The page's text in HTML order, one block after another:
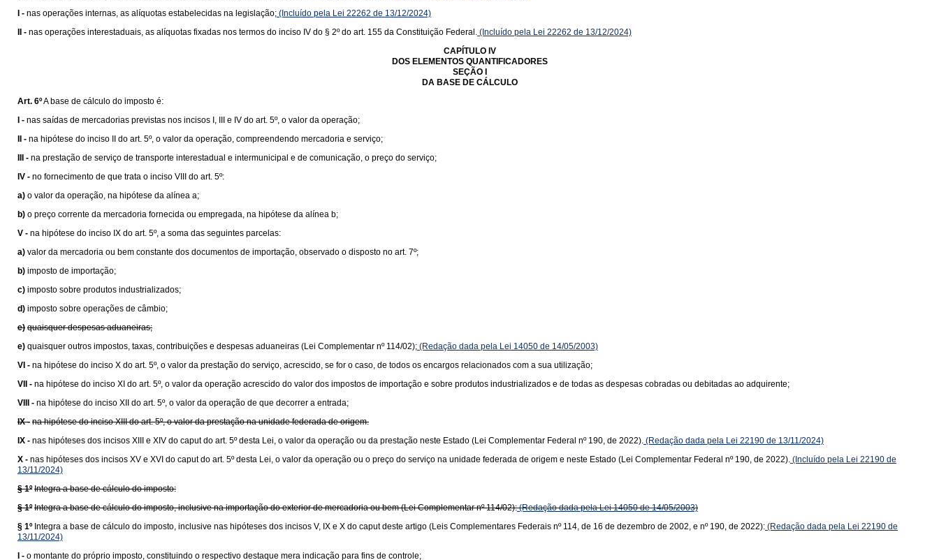
I - nas operações internas, as alíquotas estabelecidas na legislação; (Incluído pela Lei 22262 de 13/12/2024)
II - nas operações interestaduais, as alíquotas fixadas nos termos do inciso IV do § 2º do art. 155 da Constituição Federal. (Incluído pela Lei 22262 de 13/12/2024)
CAPÍTULO IV
DOS ELEMENTOS QUANTIFICADORES
SEÇÃO I
DA BASE DE CÁLCULO
Art. 6ºA base de cálculo do imposto é:
I - nas saídas de mercadorias previstas nos incisos I, III e IV do art. 5º, o valor da operação;
II - na hipótese do inciso II do art. 5º, o valor da operação, compreendendo mercadoria e serviço;
III - na prestação de serviço de transporte interestadual e intermunicipal e de comunicação, o preço do serviço;
IV - no fornecimento de que trata o inciso VIII do art. 5º:
a) o valor da operação, na hipótese da alínea a;
b) o preço corrente da mercadoria fornecida ou empregada, na hipótese da alínea b;
V - na hipótese do inciso IX do art. 5º, a soma das seguintes parcelas:
a) valor da mercadoria ou bem constante dos documentos de importação, observado o disposto no art. 7º;
b) imposto de importação;
c) imposto sobre produtos industrializados;
d) imposto sobre operações de câmbio;
e) quaisquer despesas aduaneiras;
e) quaisquer outros impostos, taxas, contribuições e despesas aduaneiras (Lei Complementar nº 114/02); (Redação dada pela Lei 14050 de 14/05/2003)
VI - na hipótese do inciso X do art. 5º, o valor da prestação do serviço, acrescido, se for o caso, de todos os encargos relacionados com a sua utilização;
VII - na hipótese do inciso XI do art. 5º, o valor da operação acrescido do valor dos impostos de importação e sobre produtos industrializados e de todas as despesas cobradas ou debitadas ao adquirente;
VIII - na hipótese do inciso XII do art. 5º, o valor da operação de que decorrer a entrada;
IX - na hipótese do inciso XIII do art. 5º, o valor da prestação na unidade federada de origem.
IX - nas hipóteses dos incisos XIII e XIV do caput do art. 5º desta Lei, o valor da operação ou da prestação neste Estado (Lei Complementar Federal nº 190, de 2022). (Redação dada pela Lei 22190 de 13/11/2024)
X - nas hipóteses dos incisos XV e XVI do caput do art. 5º desta Lei, o valor da operação ou o preço do serviço na unidade federada de origem e neste Estado (Lei Complementar Federal nº 190, de 2022). (Incluído pela Lei 22190 de
13/11/2024)
§ 1º Integra a base de cálculo do imposto:
§ 1º Integra a base de cálculo do imposto, inclusive na importação do exterior de mercadoria ou bem (Lei Complementar nº 114/02):(Redação dada pela Lei 14050 de 14/05/2003)
§ 1º Integra a base de cálculo do imposto, inclusive nas hipóteses dos incisos V, IX e X do caput deste artigo (Leis Complementares Federais nº 114, de 16 de dezembro de 2002, e nº 190, de 2022): (Redação dada pela Lei 22190 de
13/11/2024)
I - o montante do próprio imposto, constituindo o respectivo destaque mera indicação para fins de controle;